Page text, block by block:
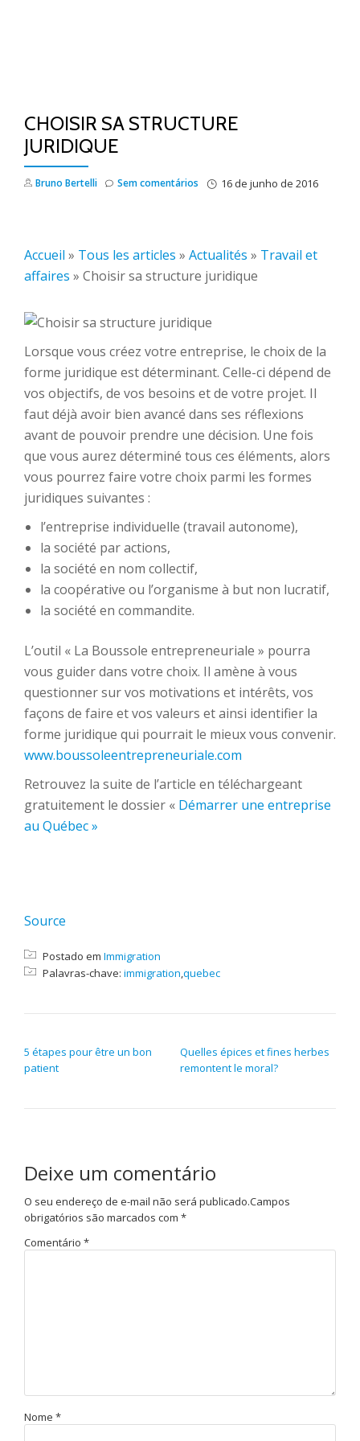
CHOISIR SA STRUCTURE
JURIDIQUE
Bruno Bertelli 16 de junho de 2016
Sem comentários
Accueil » Tous les articles » Actualités » Travail et
affaires » Choisir sa structure juridique
Lorsque vous créez votre entreprise, le choix de la
forme juridique est déterminant. Celle-ci dépend de
vos objectifs, de vos besoins et de votre projet. Il
faut déjà avoir bien avancé dans ses réflexions
avant de pouvoir prendre une décision. Une fois
que vous aurez déterminé tous ces éléments, alors
vous pourrez faire votre choix parmi les formes
juridiques suivantes :
l’entreprise individuelle (travail autonome),
la société par actions,
la société en nom collectif,
la coopérative ou l’organisme à but non lucratif,
la société en commandite.
L’outil « La Boussole entrepreneuriale » pourra
vous guider dans votre choix. Il amène à vous
questionner sur vos motivations et intérêts, vos
façons de faire et vos valeurs et ainsi identifier la
forme juridique qui pourrait le mieux vous convenir.
www.boussoleentrepreneuriale.com
Retrouvez la suite de l’article en téléchargeant
gratuitement le dossier « Démarrer une entreprise
au Québec »
Source
Postado em Immigration
Palavras-chave: immigration,quebec
5 étapes pour être un bon
patient
Quelles épices et fines herbes
remontent le moral?
Deixe um comentário
O seu endereço de e-mail não será publicado.Campos
obrigatórios são marcados com *
Comentário *
Nome *